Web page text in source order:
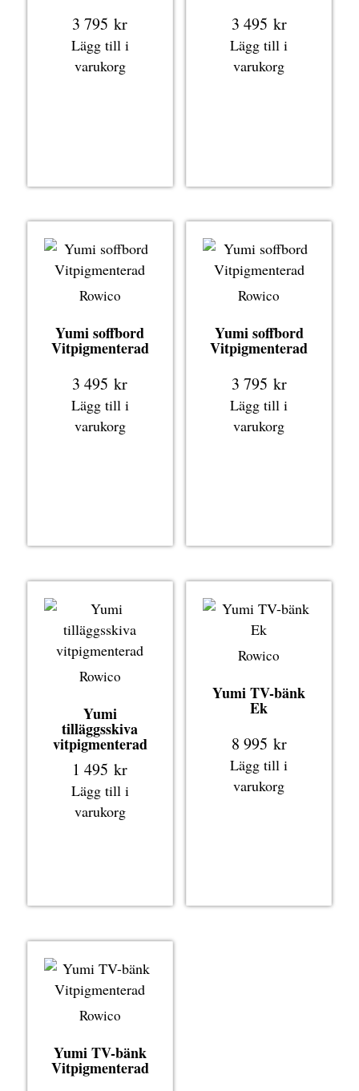
3 795kr
Lägg till i
varukorg
3 495 kr
Lägg till i
varukorg
Rowico
Yumi soffbord
Vitpigmenterad
3 495kr
Lägg till i
varukorg
Rowico
Yumi soffbord
Vitpigmenterad
3 795 kr
Lägg till i
varukorg
Rowico
Yumi
tilläggsskiva
vitpigmenterad
1 495kr
Lägg till i
varukorg
Rowico
Yumi TV-bänk
Ek
8 995 kr
Lägg till i
varukorg
Rowico
Yumi TV-bänk
Vitpigmenterad